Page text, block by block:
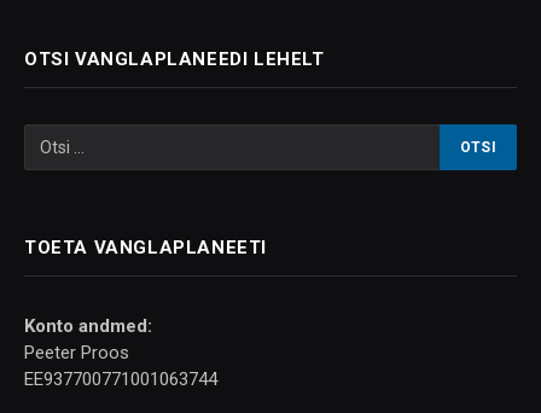
OTSI VANGLAPLANEEDI LEHELT
TOETA VANGLAPLANEETI
Konto andmed:
Peeter Proos
EE937700771001063744